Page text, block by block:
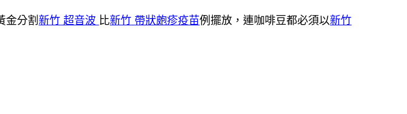
金分割新竹 超音波 比新竹 帶狀皰疹疫苗例擺放，連咖啡豆都必須以新竹